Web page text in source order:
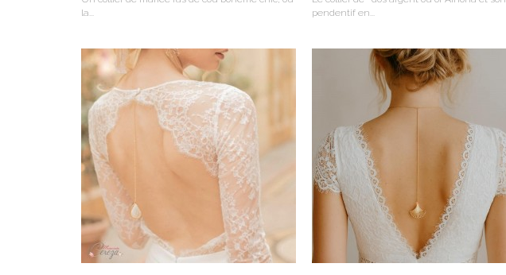
la...
pendentif en...